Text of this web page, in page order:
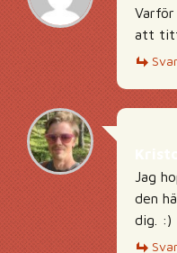
att
Jag
den
dig. :)